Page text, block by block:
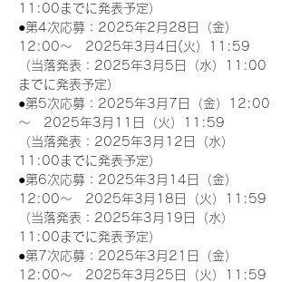
11:00までに発表予定）
●第4次応募：2025年2月28日（金）
12:00～　2025年3月4日(火）11:59
（当落発表：2025年3月5日（水）11:00
までに発表予定）
●第5次応募：2025年3月7日（金）12:00
～　2025年3月11日（火）11:59
（当落発表：2025年3月12日（水）
11:00までに発表予定）
●第6次応募：2025年3月14日（金）
12:00～　2025年3月18日（火）11:59
（当落発表：2025年3月19日（水）
11:00までに発表予定）
●第7次応募：2025年3月21日（金）
12:00～　2025年3月25日（火）11:59